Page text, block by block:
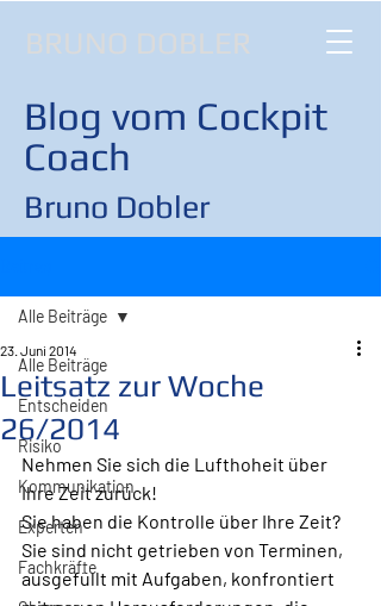
BRUNO DOBLER
Blog vom Cockpit
Coach
Bruno Dobler
Alle Beiträge
Entscheiden
Risiko
Kommunikation
Experten
Fachkräfte
Alle Beiträge
Leitsatz zur Woche
26/2014
23. Juni 2014
Nehmen Sie sich die Lufthoheit über
Ihre Zeit zurück!
Sie haben die Kontrolle über Ihre Zeit?
Sie sind nicht getrieben von Terminen,
ausgefüllt mit Aufgaben, konfrontiert